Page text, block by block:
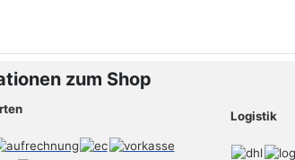
zum Shop
Logistik